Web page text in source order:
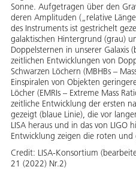
Sonne. Aufgetragen über den
deren Amplituden („relative
des Instruments ist gestrichelt
galaktischen Hintergrund (grau)
Doppelsternen in unserer Galaxis
zeitlichen Entwicklungen von
Schwarzen Löchern (MBHBs –
Einspiralen von Objekten
Löcher (EMRIs – Extreme Mass
zeitliche Entwicklung der ersten
gezeigt (blaue Linie), die vor
LISA heraus und in das von LIGO
Entwicklung zeigen die roten
Credit: LISA-Konsortium
21 (2022) Nr.2)